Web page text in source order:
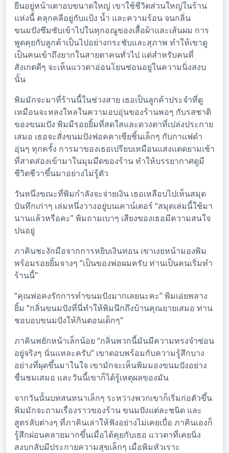
ยืนอยู่หน้าเตาอบขนาดใหญ่ เขาใช้ชีวิตส่วนใหญ่ในร้าน
แห่งนี้ คลุกคลีอยู่กับแป้ง น้ำ และความร้อน จนกลิ่น
ขนมปังซึมซับเข้าไปในทุกอณูของเสื้อผ้าและเส้นผม การ
พูดคุยกับลูกค้าเป็นไปอย่างกระชับและสุภาพ ทำให้เขาดู
เป็นคนเข้าถึงยากในสายตาคนทั่วไป แต่สำหรับคนที่
สังเกตดีๆ จะเห็นแววตาอ่อนโยนซ่อนอยู่ในความนิ่งสงบ
นั้น
พิมมักจะมาที่ร้านนี้ในช่วงสาย เธอเป็นลูกค้าประจำที่ดู
เหมือนจะหลงใหลในความอบอุ่นของร้านพอๆ กับรสชาติ
ของขนมปัง พิมมีรอยยิ้มที่สดใสและดวงตาที่เปล่งประกาย
เสมอ เธอจะสั่งขนมปังฟอคคาเซียชิ้นเล็กๆ กับกาแฟดำ
อุ่นๆ ทุกครั้ง การมาของเธอเปรียบเหมือนแสงแดดยามเช้า
ที่สาดส่องเข้ามาในมุมมืดของร้าน ทำให้บรรยากาศดูมี
ชีวิตชีวาขึ้นมาอย่างไม่รู้ตัว
วันหนึ่งขณะที่พิมกำลังจะจ่ายเงิน เธอเหลือบไปเห็นสมุด
บันทึกเก่าๆ เล่มหนึ่งวางอยู่บนเคาน์เตอร์ “สมุดเล่มนี้ใช้มา
นานแล้วหรือคะ” พิมถามเบาๆ เสียงของเธอมีความสนใจ
ปนอยู่
ภาคินชะงักมือจากการหยิบเงินทอน เขาเงยหน้ามองพิม
พร้อมรอยยิ้มจางๆ “เป็นของพ่อผมครับ ท่านเป็นคนเริ่มทำ
ร้านนี้”
“คุณพ่อคงรักการทำขนมปังมากเลยนะคะ” พิมเอ่ยพลาง
ยิ้ม “กลิ่นขนมปังที่นี่ทำให้พิมนึกถึงบ้านคุณยายเสมอ ท่าน
ชอบอบขนมปังให้กินตอนเด็กๆ”
ภาคินพยักหน้าเล็กน้อย “กลิ่นพวกนี้มันมีความทรงจำซ่อน
อยู่จริงๆ นั่นแหละครับ” เขาตอบพร้อมกับความรู้สึกบาง
อย่างที่ผุดขึ้นมาในใจ เขามักจะเห็นพิมมองขนมปังอย่าง
ชื่นชมเสมอ และวันนี้เขาก็ได้รู้เหตุผลของมัน
จากวันนั้นบทสนทนาเล็กๆ ระหว่างพวกเขาก็เริ่มก่อตัวขึ้น
พิมมักจะถามเรื่องราวของร้าน ขนมปังแต่ละชนิด และ
สูตรลับต่างๆ ที่ภาคินเล่าให้ฟังอย่างไม่เคยเบื่อ ภาคินเองก็
รู้สึกผ่อนคลายมากขึ้นเมื่อได้คุยกับเธอ แววตาที่เคยนิ่ง
สงบกลับมีประกายความสุขเล็กๆ เมื่อพิมหัวเราะ